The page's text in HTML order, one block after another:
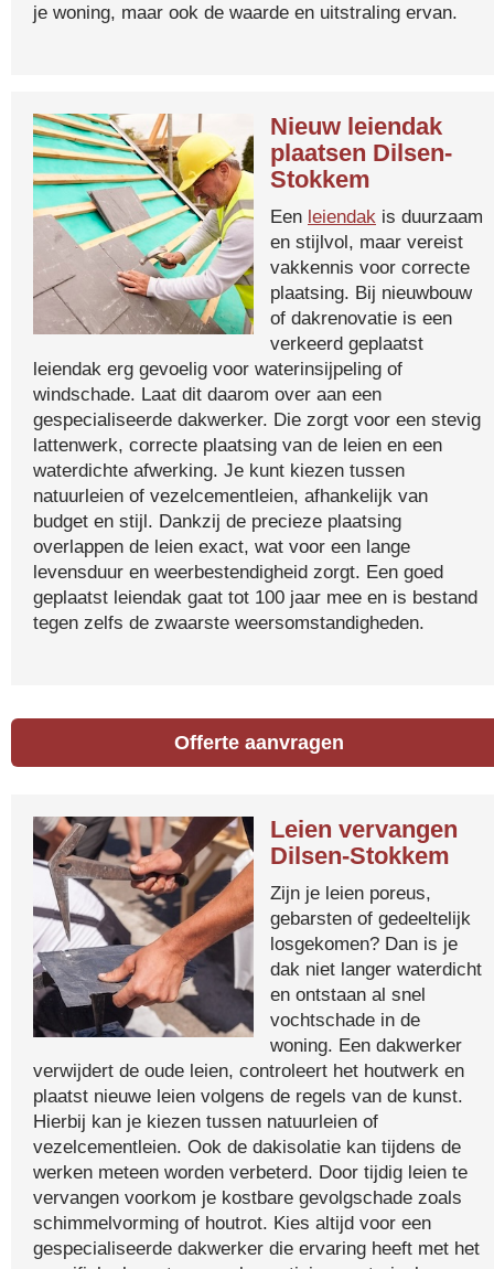
je woning, maar ook de waarde en uitstraling ervan.
Nieuw leiendak
plaatsen Dilsen-
Stokkem
Een leiendak is duurzaam
en stijlvol, maar vereist
vakkennis voor correcte
plaatsing. Bij nieuwbouw
of dakrenovatie is een
verkeerd geplaatst
leiendak erg gevoelig voor waterinsijpeling of
windschade. Laat dit daarom over aan een
gespecialiseerde dakwerker. Die zorgt voor een stevig
lattenwerk, correcte plaatsing van de leien en een
waterdichte afwerking. Je kunt kiezen tussen
natuurleien of vezelcementleien, afhankelijk van
budget en stijl. Dankzij de precieze plaatsing
overlappen de leien exact, wat voor een lange
levensduur en weerbestendigheid zorgt. Een goed
geplaatst leiendak gaat tot 100 jaar mee en is bestand
tegen zelfs de zwaarste weersomstandigheden.
Offerte aanvragen
Leien vervangen
Dilsen-Stokkem
Zijn je leien poreus,
gebarsten of gedeeltelijk
losgekomen? Dan is je
dak niet langer waterdicht
en ontstaan al snel
vochtschade in de
woning. Een dakwerker
verwijdert de oude leien, controleert het houtwerk en
plaatst nieuwe leien volgens de regels van de kunst.
Hierbij kan je kiezen tussen natuurleien of
vezelcementleien. Ook de dakisolatie kan tijdens de
werken meteen worden verbeterd. Door tijdig leien te
vervangen voorkom je kostbare gevolgschade zoals
schimmelvorming of houtrot. Kies altijd voor een
gespecialiseerde dakwerker die ervaring heeft met het